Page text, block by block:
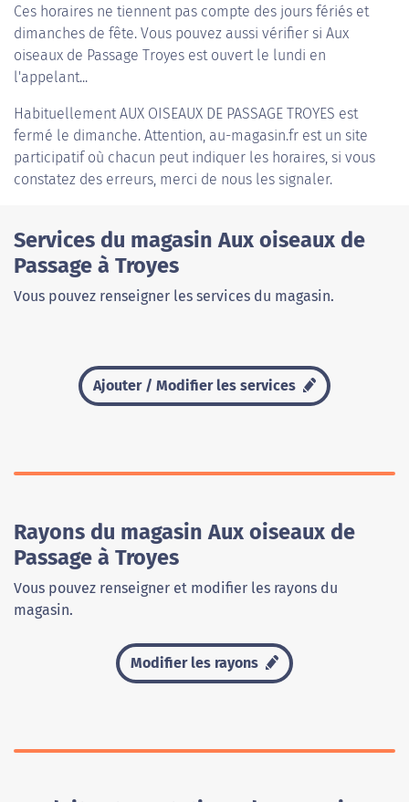
Ces horaires ne tiennent pas compte des jours fériés et
dimanches de fête. Vous pouvez aussi vérifier si Aux
oiseaux de Passage Troyes est ouvert le lundi en
l'appelant...
HabituellementAUX OISEAUX DE PASSAGE TROYES est
fermé le dimanche. Attention, au-magasin.fr est un site
participatif où chacun peut indiquer les horaires, si vous
constatez des erreurs, merci de nous les signaler.
Services du magasin Aux oiseaux de
Passage à Troyes
Vous pouvez renseigner les services du magasin.
Ajouter / Modifier les services
Rayons du magasin Aux oiseaux de
Passage à Troyes
Vous pouvez renseigner et modifier les rayons du
magasin.
Modifier les rayons